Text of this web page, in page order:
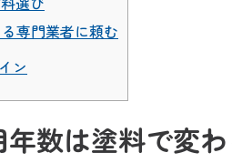
専門業者に頼む
ン
数は塗料で変わ